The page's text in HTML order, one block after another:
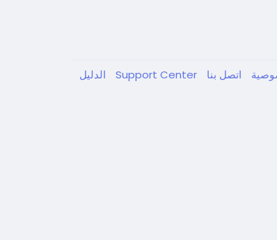
اتصل بنا Support Center الدليل